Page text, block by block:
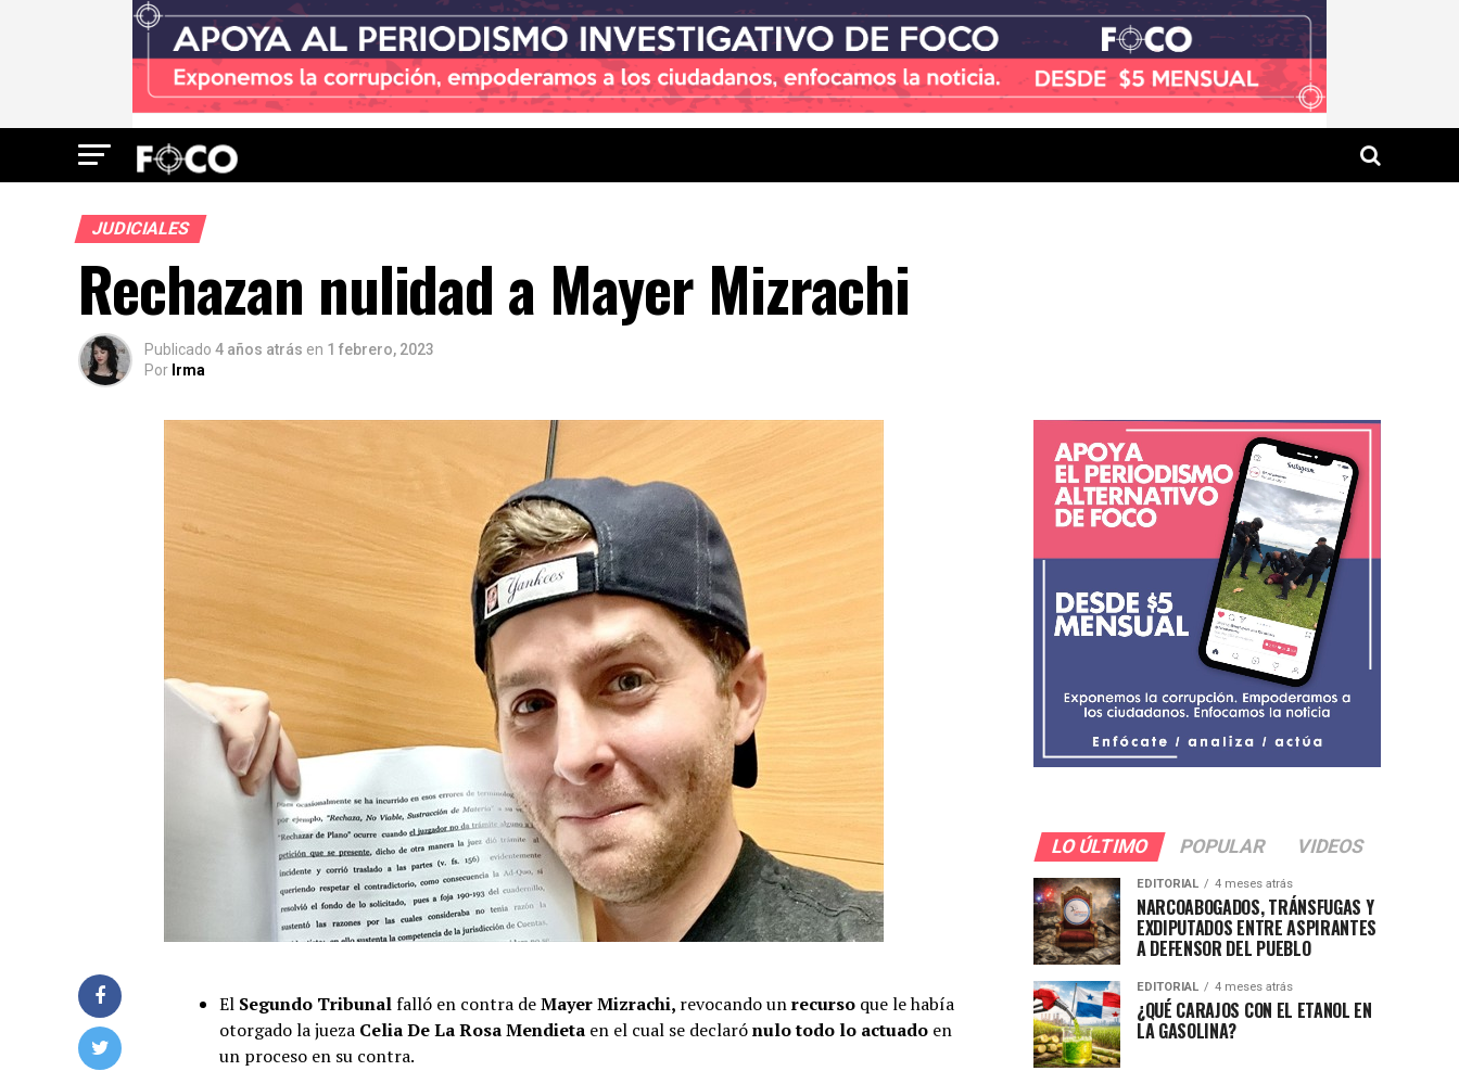
JUDICIALES
Rechazan nulidad a Mayer Mizrachi
Publicado 4 años atrás en 1 febrero, 2023
Por Irma
El Segundo Tribunalfalló en contra deMayer Mizrachi, revocando unrecurso que le había
otorgado la jueza Celia De La Rosa Mendieta en el cual se declarónulotodo lo actuado en
un proceso en su contra.
LO ÚLTIMO POPULAR VIDEOS
EDITORIAL 4 meses atrás
NARCOABOGADOS, TRÁNSFUGAS Y
EXDIPUTADOS ENTRE ASPIRANTES
A DEFENSOR DEL PUEBLO
EDITORIAL 4 meses atrás
¿QUÉ CARAJOS CON EL ETANOL EN
LA GASOLINA?